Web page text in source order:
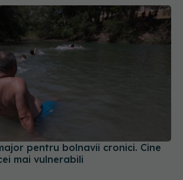
pentru bolnavii cronici. Cine
mai vulnerabili